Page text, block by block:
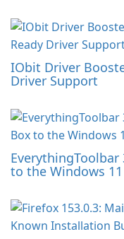
IObit Driver
Driver Support
EverythingToolbar
to the Windows